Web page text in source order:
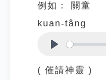
例如：
關童
kuan-tâng
( 催請神靈 )